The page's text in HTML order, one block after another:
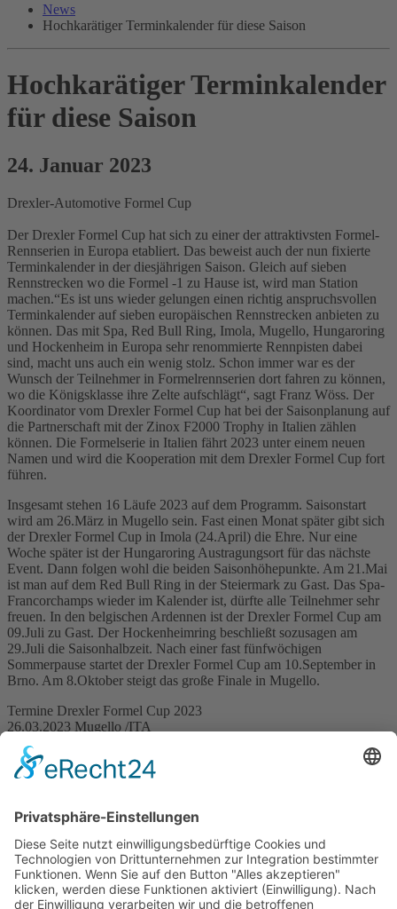
News
Hochkarätiger Terminkalender für diese Saison
Hochkarätiger Terminkalender
für diese Saison
24. Januar 2023
Drexler-Automotive Formel Cup
Der Drexler Formel Cup hat sich zu einer der attraktivsten Formel-
Rennserien in Europa etabliert. Das beweist auch der nun fixierte
Terminkalender in der diesjährigen Saison. Gleich auf sieben
Rennstrecken wo die Formel -1 zu Hause ist, wird man Station
machen.“Es ist uns wieder gelungen einen richtig anspruchsvollen
Terminkalender auf sieben europäischen Rennstrecken anbieten zu
können. Das mit Spa, Red Bull Ring, Imola, Mugello, Hungaroring
und Hockenheim in Europa sehr renommierte Rennpisten dabei
sind, macht uns auch ein wenig stolz. Schon immer war es der
Wunsch der Teilnehmer in Formelrennserien dort fahren zu können,
wo die Königsklasse ihre Zelte aufschlägt“, sagt Franz Wöss. Der
Koordinator vom Drexler Formel Cup hat bei der Saisonplanung auf
die Partnerschaft mit der Zinox F2000 Trophy in Italien zählen
können. Die Formelserie in Italien fährt 2023 unter einem neuen
Namen und wird die Kooperation mit dem Drexler Formel Cup fort
führen.
Insgesamt stehen 16 Läufe 2023 auf dem Programm. Saisonstart
wird am 26.März in Mugello sein. Fast einen Monat später gibt sich
der Drexler Formel Cup in Imola (24.April) die Ehre. Nur eine
Woche später ist der Hungaroring Austragungsort für das nächste
Event. Dann folgen wohl die beiden Saisonhöhepunkte. Am 21.Mai
ist man auf dem Red Bull Ring in der Steiermark zu Gast. Das Spa-
Francorchamps wieder im Kalender ist, dürfte alle Teilnehmer sehr
freuen. In den belgischen Ardennen ist der Drexler Formel Cup am
09.Juli zu Gast. Der Hockenheimring beschließt sozusagen am
29.Juli die Saisonhalbzeit. Nach einer fast fünfwöchigen
Sommerpause startet der Drexler Formel Cup am 10.September in
Brno. Am 8.Oktober steigt das große Finale in Mugello.
Termine Drexler Formel Cup 2023
26.03.2023 Mugello /ITA
23.04.2023 Imola / ITA
30.04.2023 Hungaroring /HUN
21.05.2023 Red Bull Ring /AUT
10.09.2023 Brno /CZ
08.10.2023 Mugello / ITA
RS.25.01.2023
Presse Drexler Formel Cup